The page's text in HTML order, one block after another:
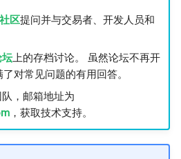
区提问并与交易者、开发人员和
坛上的存档讨论。 虽然论坛不再开
对常见问题的有用回答。
，邮箱地址为
，获取技术支持。